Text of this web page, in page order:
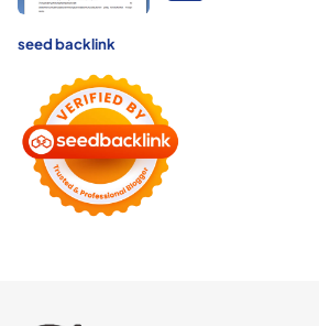
seed backlink